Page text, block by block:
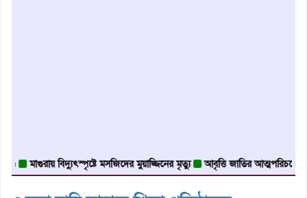
বিদ্যুৎস্পৃষ্টে মসজিদের মুয়াজ্জিনের মৃত্যু আবৃত্তি জাতির আত্মপরিচয়ের প্রতিফলন